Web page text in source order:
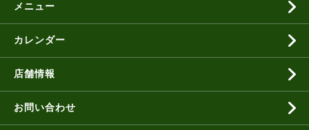
メニュー
カレンダー
店舗情報
お問い合わせ